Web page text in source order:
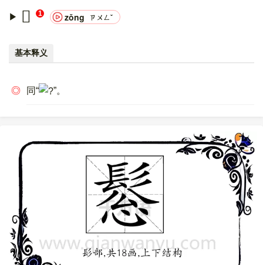
〔𩭤〕字的异体字是 總;?。
𩭤 1 zǒng ㄗㄨㄥˇ
基本释义
◎ 同“ ”。